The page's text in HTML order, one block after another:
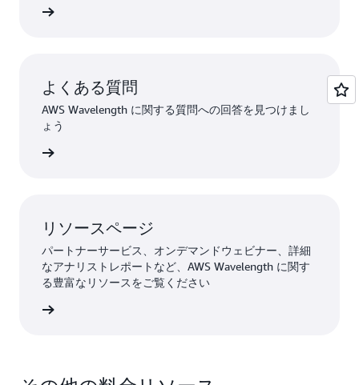
よくある質問
AWS Wavelength に関する質問への回答を見つけまし
ょう
リソースページ
パートナーサービス、オンデマンドウェビナー、詳細
なアナリストレポートなど、AWS Wavelength に関す
る豊富なリソースをご覧ください